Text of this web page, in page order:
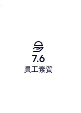
7.6
員工素質